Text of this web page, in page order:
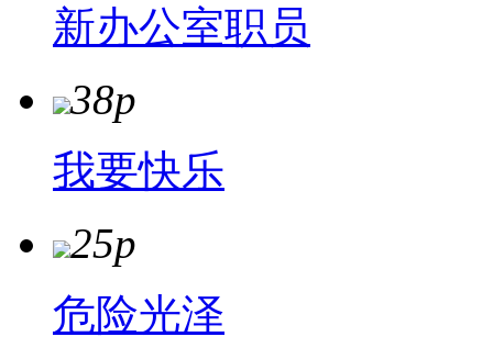
新办公室职员
38p
我要快乐
25p
危险光泽